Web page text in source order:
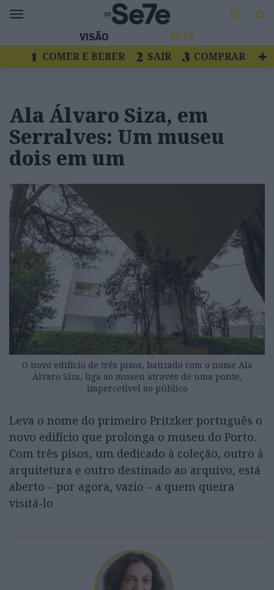
VISÃO SE7E
COMER E BEBER SAIR
COMPRAR
Ala Álvaro Siza, em
Serralves: Um museu
dois em um
O novo edifício de três pisos, batizado com o nome Ala
Álvaro Siza, liga ao museu através de uma ponte,
impercetível ao público
Leva o nome do primeiro Pritzker português o
novo edifício que prolonga o museu do Porto.
Com três pisos, um dedicado à coleção, outro à
arquitetura e outro destinado ao arquivo, está
aberto – por agora, vazio – a quem queira
visitá-lo